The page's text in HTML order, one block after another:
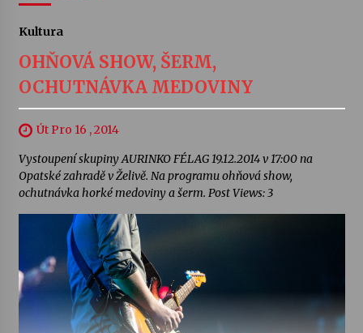
Kultura
OHŇOVÁ SHOW, ŠERM,
OCHUTNÁVKA MEDOVINY
Út Pro 16 , 2014
Vystoupení skupiny AURINKO FÉLAG 19.12.2014 v 17:00 na
Opatské zahradě v Želivě. Na programu ohňová show,
ochutnávka horké medoviny a šerm. Post Views: 3